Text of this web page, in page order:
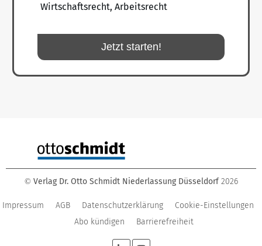
Wirtschaftsrecht, Arbeitsrecht
Jetzt starten!
© Verlag Dr. Otto Schmidt Niederlassung Düsseldorf 2026
Impressum AGB Datenschutzerklärung
Cookie-Einstellungen
Abo kündigen
Barrierefreiheit